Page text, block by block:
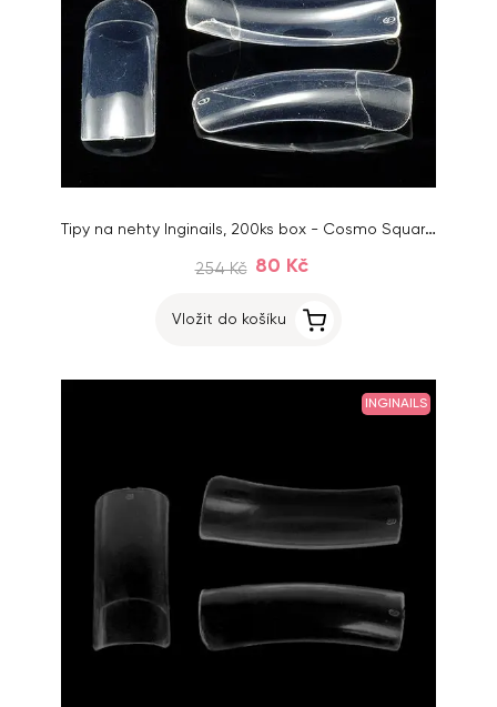
Tipy na nehty Inginails, 200ks box - Cosmo Square Clear, mix 1-10
254 Kč 80 Kč
Vložit do košíku
INGINAILS